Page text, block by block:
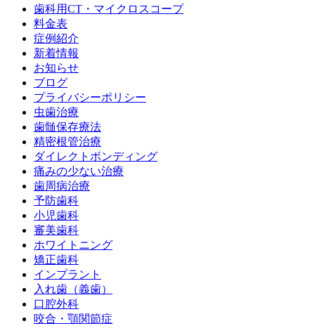
歯科用CT・マイクロスコープ
料金表
症例紹介
新着情報
お知らせ
ブログ
プライバシーポリシー
虫歯治療
歯髄保存療法
精密根管治療
ダイレクトボンディング
痛みの少ない治療
歯周病治療
予防歯科
小児歯科
審美歯科
ホワイトニング
矯正歯科
インプラント
入れ歯（義歯）
口腔外科
咬合・顎関節症